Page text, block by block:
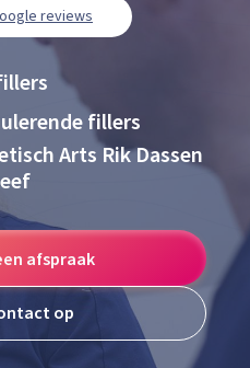
reviews
fillers
Arts Rik Dassen
afspraak
op